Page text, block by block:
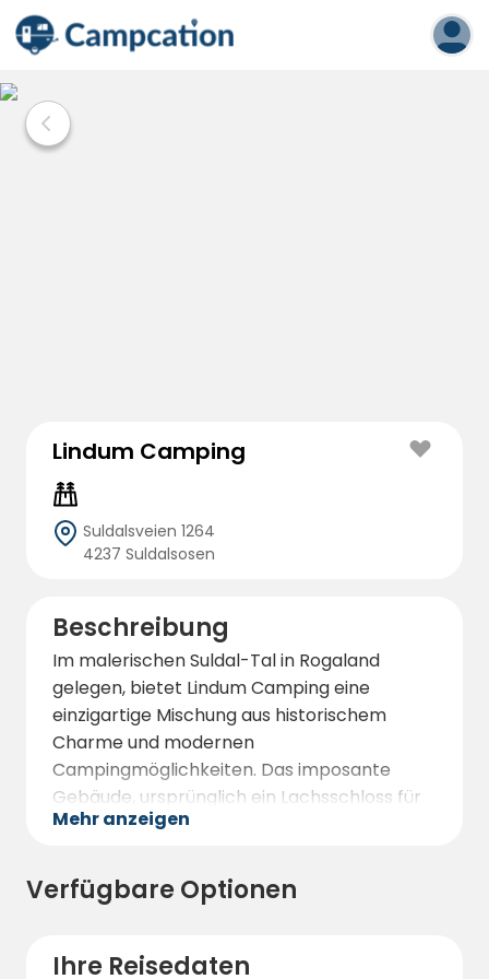
Lindum Camping
Suldalsveien 1264
4237 Suldalsosen
Beschreibung
Im malerischen Suldal-Tal in Rogaland
gelegen, bietet Lindum Camping eine
einzigartige Mischung aus historischem
Charme und modernen
Campingmöglichkeiten. Das imposante
Gebäude, ursprünglich ein Lachsschloss für
englische Fischer, blickt auf eine bewegte
Sanatorium während der Weltkriege bis hin
zu einer Rehabilitationsklinik reicht. Heute ist
Campingbegeisterten während der
Mehr anzeigen
Verfügbare Optionen
Ihre Reisedaten